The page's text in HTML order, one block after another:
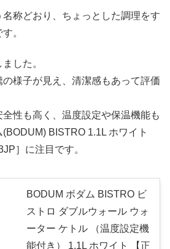
称どおり、ちょっとした調理をす
。
した。
様子が見え、清潔感もあって評価
性も高く、温度設定や保温機能も
BISTRO 1.1L ホワイト
］に注目です。
BODUM ボダム BISTRO ビ
ストロ ダブルウォール ウォ
ーター ケトル （温度設定機
能付き） 1.1L ホワイト 【正